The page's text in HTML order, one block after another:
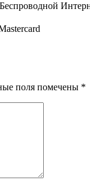
поля помечены *